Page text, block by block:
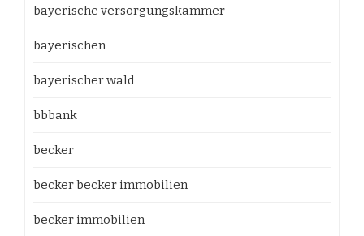
bayerische versorgungskammer
bayerischen
bayerischer wald
bbbank
becker
becker becker immobilien
becker immobilien